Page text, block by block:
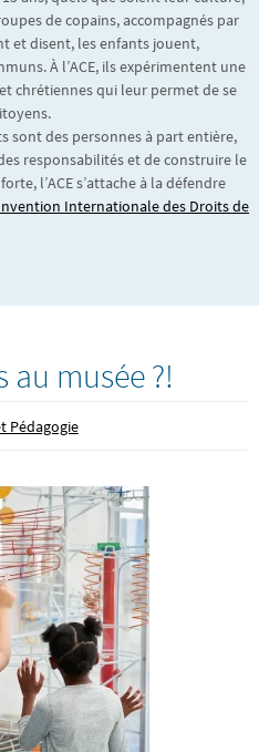
de copains, accompagnés par
et disent, les enfants jouent,
À l’ACE, ils expérimentent une
chrétiennes qui leur permet de se
sont des personnes à part entière,
responsabilités et de construire le
l’ACE s’attache à la défendre
Internationale des Droits de
au musée ?!
Pédagogie